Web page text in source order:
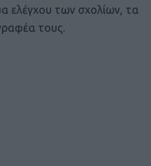
ελέγχου των σχολίων, τα
τους.